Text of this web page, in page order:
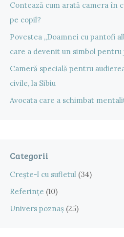
Contează cum arată camera în
pe copil?
Povestea „Doamnei cu pantofi
care a devenit un simbol pentru
Cameră specială pentru
civile, la Sibiu
Avocata care a schimbat
Categorii
Crește-l cu sufletul (34)
Referințe (10)
Univers poznaș (25)